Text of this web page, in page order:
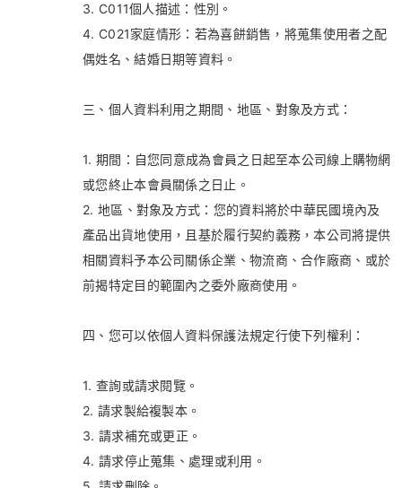
3. C011個人描述：性別。
4. C021家庭情形：若為喜餅銷售，將蒐集使用者之配
偶姓名、結婚日期等資料。
三、個人資料利用之期間、地區、對象及方式：
1. 期間：自您同意成為會員之日起至本公司線上購物網
或您終止本會員關係之日止。
2. 地區、對象及方式：您的資料將於中華民國境內及
產品出貨地使用，且基於履行契約義務，本公司將提供
相關資料予本公司關係企業、物流商、合作廠商、或於
前揭特定目的範圍內之委外廠商使用。
四、您可以依個人資料保護法規定行使下列權利：
1. 查詢或請求閱覽。
2. 請求製給複製本。
3. 請求補充或更正。
4. 請求停止蒐集、處理或利用。